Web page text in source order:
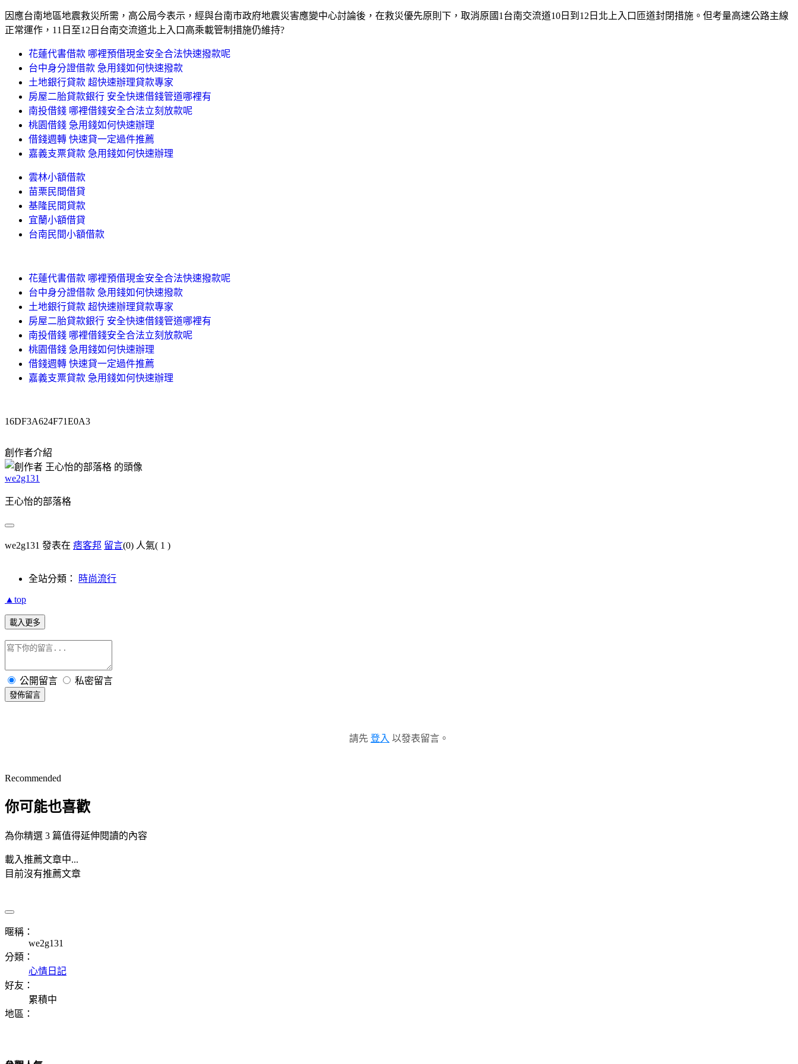
因應台南地區地震救災所需，高公局今表示，經與台南市政府地震災害應變中心討論後，在救災優先原則下，取消原國1台南交流道10日到12日北上入口匝道封閉措施。但考量高速公路主線
正常運作，11日至12日台南交流道北上入口高乘載管制措施仍維持?
花蓮代書借款 哪裡預借現金安全合法快速撥款呢
台中身分證借款 急用錢如何快速撥款
土地銀行貸款 超快速辦理貸款專家
房屋二胎貸款銀行 安全快速借錢管道哪裡有
南投借錢 哪裡借錢安全合法立刻放款呢
桃園借錢 急用錢如何快速辦理
借錢週轉 快速貸一定過件推薦
嘉義支票貸款 急用錢如何快速辦理
雲林小額借款
苗栗民間借貸
基隆民間貸款
宜蘭小額借貸
台南民間小額借款
花蓮代書借款 哪裡預借現金安全合法快速撥款呢
台中身分證借款 急用錢如何快速撥款
土地銀行貸款 超快速辦理貸款專家
房屋二胎貸款銀行 安全快速借錢管道哪裡有
南投借錢 哪裡借錢安全合法立刻放款呢
桃園借錢 急用錢如何快速辦理
借錢週轉 快速貸一定過件推薦
嘉義支票貸款 急用錢如何快速辦理
16DF3A624F71E0A3
創作者介紹
we2g131
王心怡的部落格
we2g131 發表在 痞客邦 留言(0) 人氣( 1 )
全站分類： 時尚流行
▲top
載入更多
公開留言 私密留言
發佈留言
請先 登入 以發表留言。
Recommended
你可能也喜歡
為你精選 3 篇值得延伸閱讀的內容
載入推薦文章中...
目前沒有推薦文章
暱稱：
we2g131
分類：
心情日記
好友：
累積中
地區：